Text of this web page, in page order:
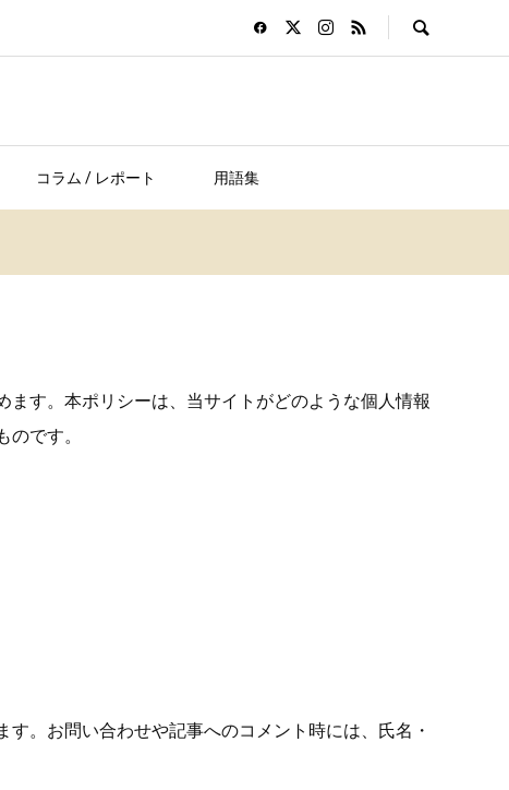
コラム / レポート 用語集
す。本ポリシーは、当サイトがどのような個人情報
です。
。お問い合わせや記事へのコメント時には、氏名・